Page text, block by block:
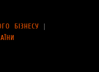
БІЗНЕСУ |